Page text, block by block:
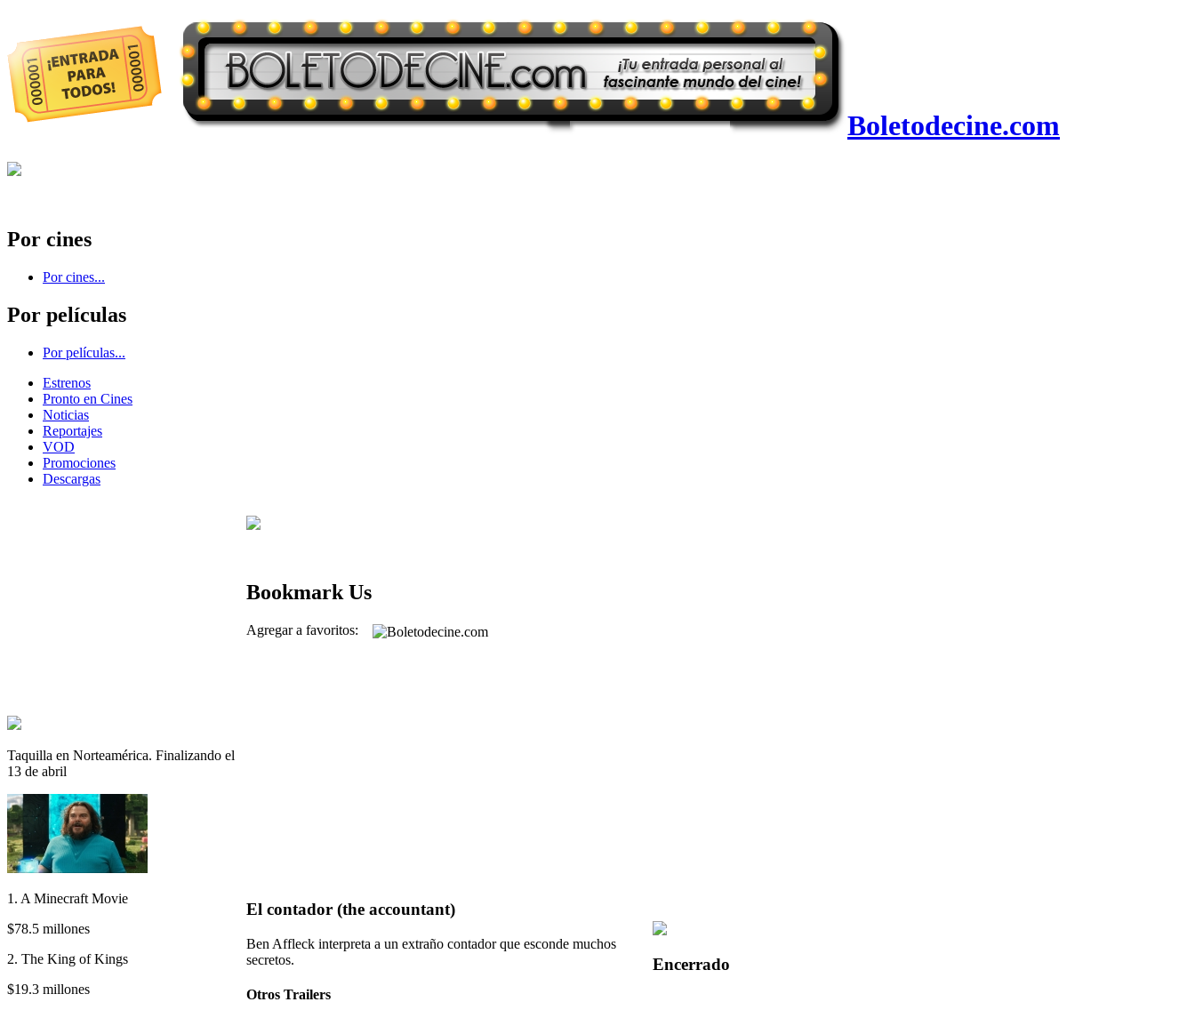
Boletodecine.com
Por cines
Por cines...
Por películas
Por películas...
Estrenos
Pronto en Cines
Noticias
Reportajes
VOD
Promociones
Descargas
Taquilla en Norteamérica. Finalizando el
13 de abril
1. A Minecraft Movie
$78.5 millones
2. The King of Kings
$19.3 millones
Bookmark Us
Agregar a favoritos:
El contador (the accountant)
Ben Affleck interpreta a un extraño contador que esconde muchos
secretos.
Otros Trailers
Encerrado